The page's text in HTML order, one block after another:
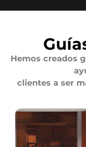
Hemos creados
clientes a ser